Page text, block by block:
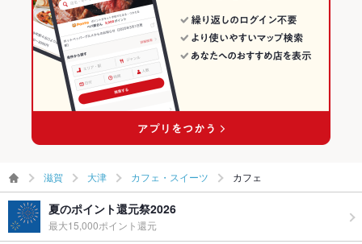
滋賀 大津 カフェ・スイーツ カフェ
夏のポイント還元祭2026
最大15,000ポイント還元